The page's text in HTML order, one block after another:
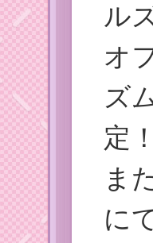
ル
オ
ズ
定
ま
に